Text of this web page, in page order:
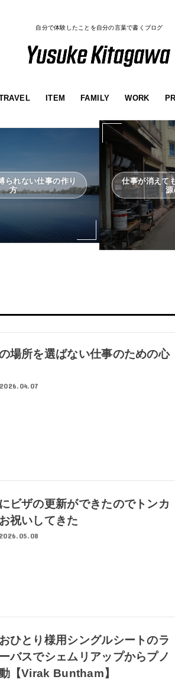
自分で体験したことを自分の言葉で書くブログ
ITEM FAMILY WORK
られない仕事の作り
方
仕事が消えて
源
場所を選ばない仕事のための心
2026.04.07
ビザの更新ができたのでトンカ
祝いしてきた
2026.05.08
ひとり様用シングルシートのラ
バスでシェムリアップからプノ
【Virak Buntham】